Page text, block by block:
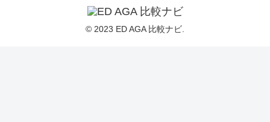
© 2023 ED AGA 比較ナビ.